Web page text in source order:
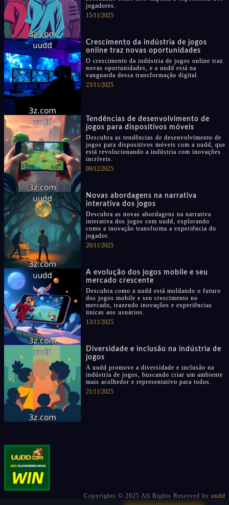
jogadores.
15/11/2025
Crescimento da indústria de jogos
online traz novas oportunidades
O crescimento da indústria de jogos online traz
novas oportunidades, e a uudd está na
vanguarda dessa transformação digital.
23/11/2025
Tendências de desenvolvimento de
jogos para dispositivos móveis
Descubra as tendências de desenvolvimento de
jogos para dispositivos móveis com a uudd, que
está revolucionando a indústria com inovações
incríveis.
09/12/2025
Novas abordagens na narrativa
interativa dos jogos
Descubra as novas abordagens na narrativa
interativa dos jogos com uudd, explorando
como a inovação transforma a experiência do
jogador.
20/11/2025
A evolução dos jogos mobile e seu
mercado crescente
Descubra como a uudd está moldando o futuro
dos jogos mobile e seu crescimento no
mercado, trazendo inovações e experiências
únicas aos usuários.
13/11/2025
Diversidade e inclusão na indústria de
jogos
A uudd promove a diversidade e inclusão na
indústria de jogos, buscando criar um ambiente
mais acolhedor e representativo para todos.
21/11/2025
Copyrights © 2025 All Rights Reserved by uudd